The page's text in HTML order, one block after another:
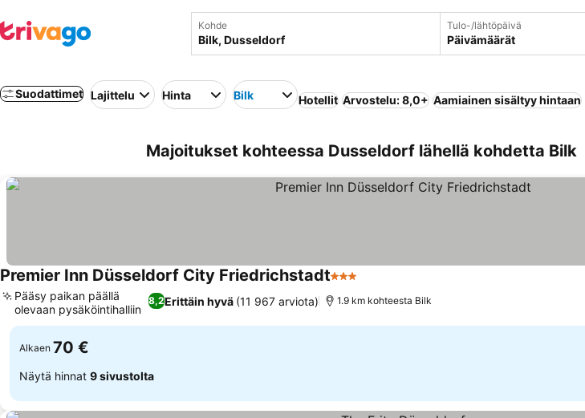
Kohde Tulo-/lähtöpäivä
Päivämäärät
Suodattimet Lajittelu Hinta Bilk Hotellit Arvostelu: 8,0+ Aamiainen sisältyy hintaan
Majoitukset kohteessa Dusseldorf lähellä kohdetta Bilk
Premier Inn Düsseldorf City Friedrichstadt3 Tähtiluokitus
8,2Erittäin hyvä (11 967 arviota)
Pääsy paikan päällä
olevaan pysäköintihalliin
1.9 km kohteesta Bilk
Alkaen 70 €
Näytä hinnat 9 sivustolta